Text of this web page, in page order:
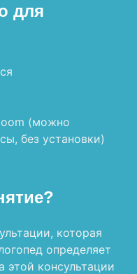
для
(можно
без установки)
которая
определяет
этой консультации